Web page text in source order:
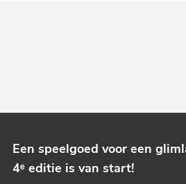
Een speelgoed voor een
4ᵉ editie is van start!